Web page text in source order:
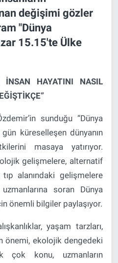
değişimi gözler
"Dünya
15.15'te Ülke
İNSAN HAYATINI NASIL
sunduğu “Dünya
küreselleşen dünyanın
masaya yatırıyor.
gelişmelere, alternatif
alanındaki gelişmelere
soran Dünya
önemli bilgiler paylaşıyor.
yaşam tarzları,
önemi, ekolojik dengedeki
çok konu, uzmanların